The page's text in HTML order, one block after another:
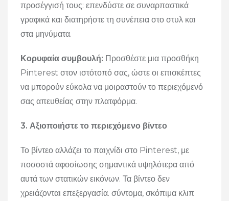
προσέγγισή τους: επενδύστε σε συναρπαστικά
γραφικά και διατηρήστε τη συνέπεια στο στυλ και
στα μηνύματα.
Κορυφαία συμβουλή: Προσθέστε μια προσθήκη
Pinterest στον ιστότοπό σας, ώστε οι επισκέπτες
να μπορούν εύκολα να μοιραστούν το περιεχόμενό
σας απευθείας στην πλατφόρμα.
3. Αξιοποιήστε το περιεχόμενο βίντεο
Το βίντεο αλλάζει το παιχνίδι στο Pinterest, με
ποσοστά αφοσίωσης σημαντικά υψηλότερα από
αυτά των στατικών εικόνων. Τα βίντεο δεν
χρειάζονται επεξεργασία. σύντομα, σκόπιμα κλιπ